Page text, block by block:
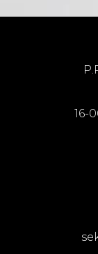
16-